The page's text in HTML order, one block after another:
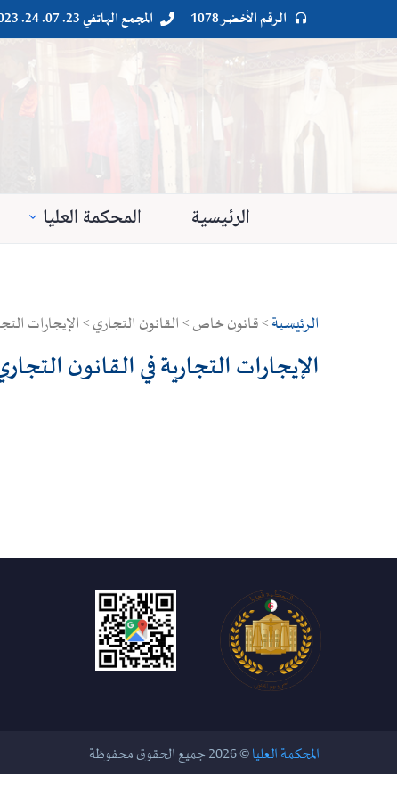

 الرقم الأخضر 1078 
 المجمع الهاتفي 23. 07. 24. 023
الرئيسية المحكمة العليا
الرئيسية> قانون خاص > القانون التجاري > الإيجارات
الإيجارات التجارية في القانون
المحكمة العليا© 2026 جميع الحقوق محفوظة